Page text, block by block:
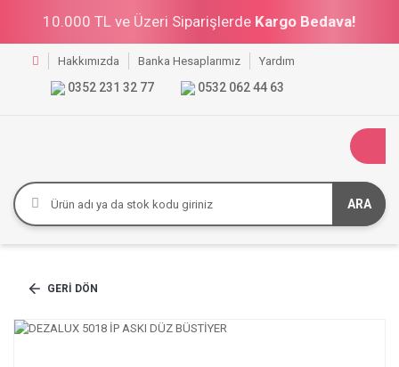
10.000 TL ve Üzeri Siparişlerde Kargo Bedava!
Hakkımızda Banka Hesaplarımız Yardım
0352 231 32 77 0532 062 44 63
ARA
GERI DÖN